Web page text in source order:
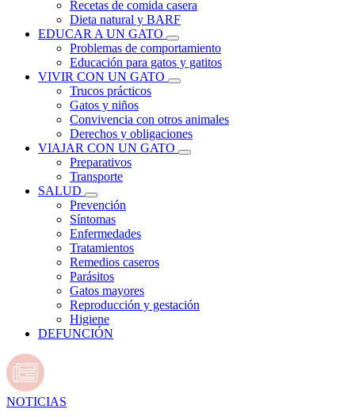
Recetas de comida casera
Dieta natural y BARF
EDUCAR A UN GATO
Problemas de comportamiento
Educación para gatos y gatitos
VIVIR CON UN GATO
Trucos prácticos
Gatos y niños
Convivencia con otros animales
Derechos y obligaciones
VIAJAR CON UN GATO
Preparativos
Transporte
SALUD
Prevención
Síntomas
Enfermedades
Tratamientos
Remedios caseros
Parásitos
Gatos mayores
Reproducción y gestación
Higiene
DEFUNCIÓN
NOTICIAS